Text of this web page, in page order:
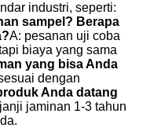
industri, seperti:
sampel? Berapa
A: pesanan uji coba
biaya yang sama
yang bisa Anda
dengan
Anda datang
jaminan 1-3 tahun